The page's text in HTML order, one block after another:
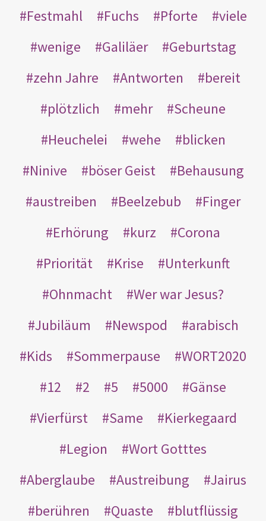
Festmahl Fuchs Pforte
viele
wenige
Galiläer
Geburtstag
zehn Jahre
Antworten
bereit
plötzlich
mehr
Scheune
Heuchelei
wehe
blicken
Ninive
böser Geist
Behausung
austreiben
Beelzebub
Finger
Erhörung
kurz
Corona
Priorität
Krise
Unterkunft
Ohnmacht
Wer war Jesus?
Jubiläum
Newspod
arabisch
Kids
Sommerpause
WORT2020
12
2 5 5000
Gänse
Vierfürst
Same
Kierkegaard
Legion
Wort Gotttes
Aberglaube
Austreibung
Jairus
berühren
Quaste
blutflüssig